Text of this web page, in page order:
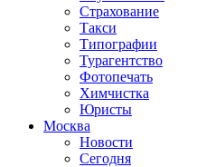
Страхование
Такси
Типографии
Турагентство
Фотопечать
Химчистка
Юристы
Москва
Новости
Сегодня